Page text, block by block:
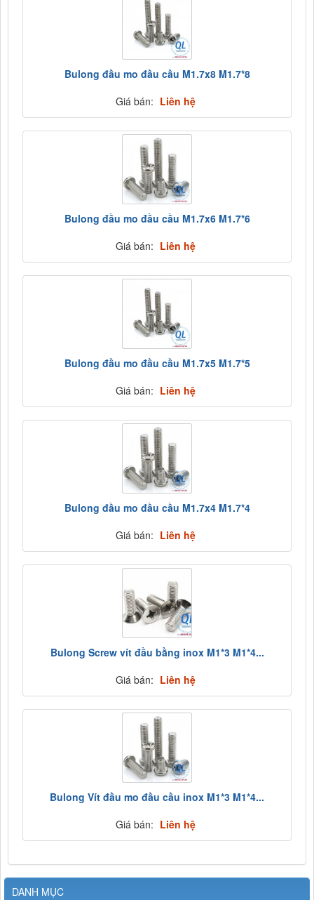
Bulong đầu mo đầu cầu M1.7x8 M1.7*8
Giá bán: Liên hệ
Bulong đầu mo đầu cầu M1.7x6 M1.7*6
Giá bán: Liên hệ
Bulong đầu mo đầu cầu M1.7x5 M1.7*5
Giá bán: Liên hệ
Bulong đầu mo đầu cầu M1.7x4 M1.7*4
Giá bán: Liên hệ
Bulong Screw vít đầu bằng inox M1*3 M1*4...
Giá bán: Liên hệ
Bulong Vít đầu mo đầu cầu inox M1*3 M1*4...
Giá bán: Liên hệ
DANH MỤC